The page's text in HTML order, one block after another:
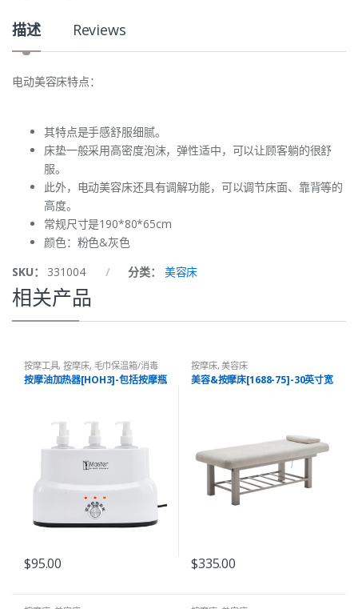
描述 Reviews
电动美容床特点：
其特点是手感舒服细腻。
床垫一般采用高密度泡沫，弹性适中，可以让顾客躺的很舒
服。
此外，电动美容床还具有调解功能，可以调节床面、靠背等的
高度。
常规尺寸是190*80*65cm
颜色：粉色&灰色
SKU： 331004 分类： 美容床
相关产品
按摩工具,按摩床, 毛巾保温箱/消毒
柜,美容工具,美容床
按摩油加热器[HOH3]-包括按摩瓶
$95.00
按摩床,美容床
美容&按摩床[1688-75]-30英寸宽
$335.00